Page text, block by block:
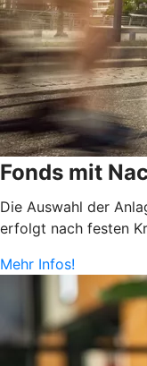
Fonds mit
Die Auswahl der
erfolgt nach festen
Mehr Infos!